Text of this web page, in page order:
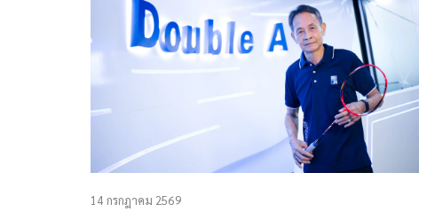
14 กรกฎาคม 2569